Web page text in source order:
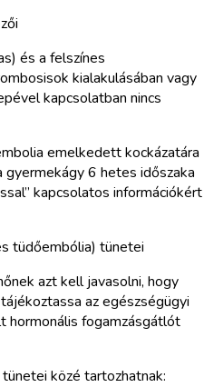
és a felszínes
kialakulásában vagy
kapcsolatban nincs
emelkedett kockázatára
6 hetes időszaka
kapcsolatos információkért
tüdőembólia) tünetei
azt kell javasolni, hogy
az egészségügyi
hormonális fogamzásgátlót
közé tartozhatnak: